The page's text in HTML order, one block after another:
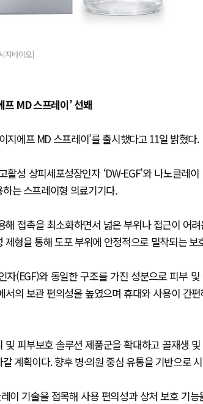
지바이오]
프 MD 스프레이’ 선봬
지에프 MD 스프레이’를 출시했다고 11일 밝혔다.
성 상피세포성장인자 ‘DW-EGF’와 나노클레
는 스프레이형 의료기기다.
접촉을 최소화하면서 넓은 부위나 접근이 어
형을 통해 도포 부위에 안정적으로 밀착되는 보
자(EGF)와 동일한 구조를 가진 성분으로 피부
의 보관 편의성을 높였으며 휴대와 사용이 간
피부보호 솔루션 제품군을 확대하고 골재생
계획이다. 향후 병·의원 중심 유통을 기반으로
이 기술을 접목해 사용 편의성과 상처 보호 기